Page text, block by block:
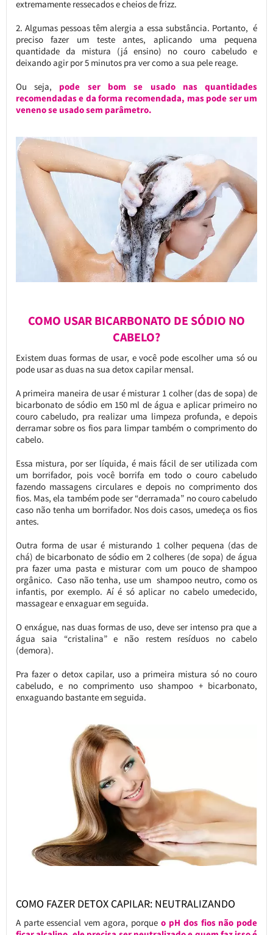
extremamente ressecados e cheios de frizz.
2. Algumas pessoas têm alergia a essa substância. Portanto, é
preciso fazer um teste antes, aplicando uma pequena
quantidade da mistura (já ensino) no couro cabeludo e
deixando agir por 5 minutos pra ver como a sua pele reage.
Ou seja, pode ser bom se usado nas quantidades
recomendadas e da forma recomendada, mas pode ser um
veneno se usado sem parâmetro.
COMO USAR BICARBONATO DE SÓDIO NO
CABELO?
Existem duas formas de usar, e você pode escolher uma só ou
pode usar as duas na sua detox capilar mensal.
A primeira maneira de usar é misturar 1 colher (das de sopa) de
bicarbonato de sódio em 150 ml de água e aplicar primeiro no
couro cabeludo, pra realizar uma limpeza profunda, e depois
derramar sobre os fios para limpar também o comprimento do
cabelo.
Essa mistura, por ser líquida, é mais fácil de ser utilizada com
um borrifador, pois você borrifa em todo o couro cabeludo
fazendo massagens circulares e depois no comprimento dos
fios. Mas, ela também pode ser “derramada” no couro cabeludo
caso não tenha um borrifador. Nos dois casos, umedeça os fios
antes.
Outra forma de usar é misturando 1 colher pequena (das de
chá) de bicarbonato de sódio em 2 colheres (de sopa) de água
pra fazer uma pasta e misturar com um pouco de shampoo
orgânico. Caso não tenha, use um shampoo neutro, como os
infantis, por exemplo. Aí é só aplicar no cabelo umedecido,
massagear e enxaguar em seguida.
O enxágue, nas duas formas de uso, deve ser intenso pra que a
água saia “cristalina” e não restem resíduos no cabelo
(demora).
Pra fazer o detox capilar, uso a primeira mistura só no couro
cabeludo, e no comprimento uso shampoo + bicarbonato,
enxaguando bastante em seguida.
COMO FAZER DETOX CAPILAR: NEUTRALIZANDO
A parte essencial vem agora, porque o pH dos fios não pode